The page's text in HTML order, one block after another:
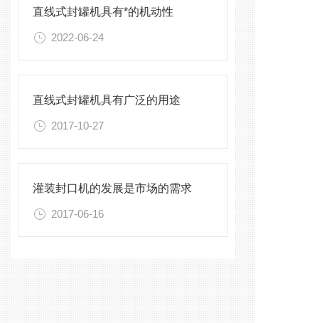
直线式封罐机具有*的机动性
2022-06-24
直线式封罐机具有广泛的用途
2017-10-27
灌装封口机的发展是市场的需求
2017-06-16